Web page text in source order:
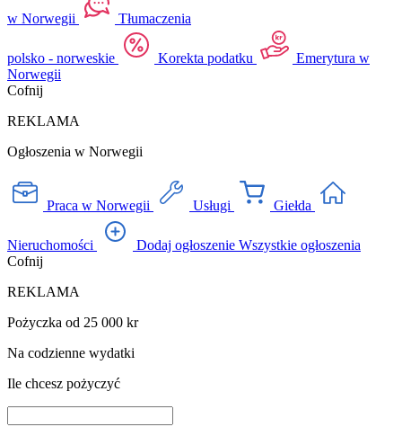
w Norwegii Tłumaczenia
polsko - norweskie Korekta podatku
Emerytura w
Norwegii
Cofnij
REKLAMA
Ogłoszenia w Norwegii
Praca w Norwegii Usługi Giełda
Nieruchomości Dodaj ogłoszenie Wszystkie ogłoszenia
Cofnij
REKLAMA
Pożyczka od 25 000 kr
Na codzienne wydatki
Ile chcesz pożyczyć